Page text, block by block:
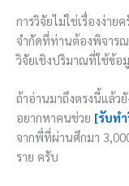
การวิจัยไม่ใช่เรื่องง่า
จำกัดที่ท่านต้องพิจาร
วิจัยเชิงปริมาณที่ใช้ข้อ
ถ้าอ่านมาถึงตรงนี้แล้ว
อยากหาคนช่วย [รับท
จากพี่ที่ผ่านศึกมา
ราย ครับ